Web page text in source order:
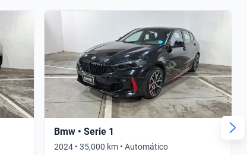
Bmw • Serie 1
2024 • 35,000 km • Automático